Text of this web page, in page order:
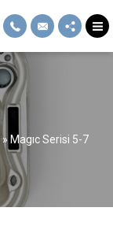
» Magıc Serisi 5-7